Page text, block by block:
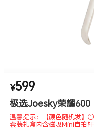
温馨提示：【颜色随机发】
套装礼盒内含磁吸Mini自拍
机保护壳*1。③磁吸手机保
吸自拍杆适配荣耀600系列
需购买 手机壳不支持单独退
¥599
极选Joesky荣耀600
温馨提示：【颜色随机发】
套装礼盒内含磁吸Mini自拍